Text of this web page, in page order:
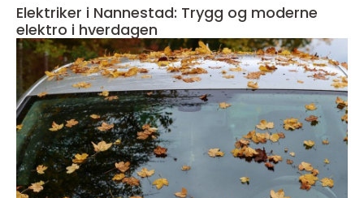
Elektriker i Nannestad: Trygg og moderne
elektro i hverdagen